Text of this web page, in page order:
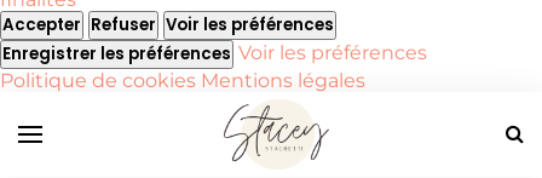
Accepter Refuser Voir les préférences
Enregistrer les préférences Voir les préférences
Politique de cookies Mentions légales